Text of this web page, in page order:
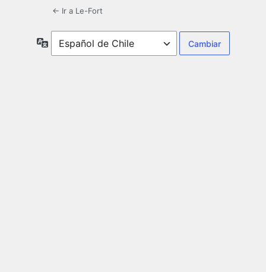
← Ir a Le-Fort
Idioma